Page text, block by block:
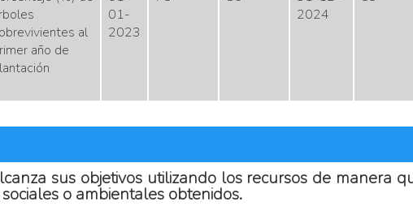
al
año de
01-
2023
2024
sus objetivos utilizando los recursos de manera
o ambientales obtenidos.